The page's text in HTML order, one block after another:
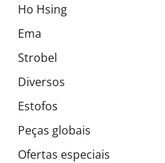
Ho Hsing
Ema
Strobel
Diversos
Estofos
Peças globais
Ofertas especiais